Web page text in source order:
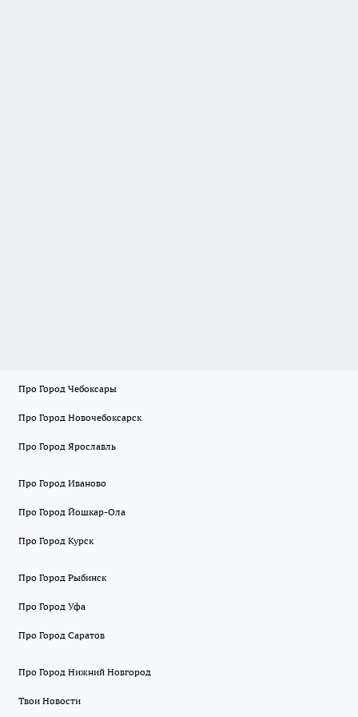
Про Город Чебоксары
Про Город Новочебоксарск
Про Город Ярославль
Про Город Иваново
Про Город Йошкар-Ола
Про Город Курск
Про Город Рыбинск
Про Город Уфа
Про Город Саратов
Про Город Нижний Новгород
Твои Новости